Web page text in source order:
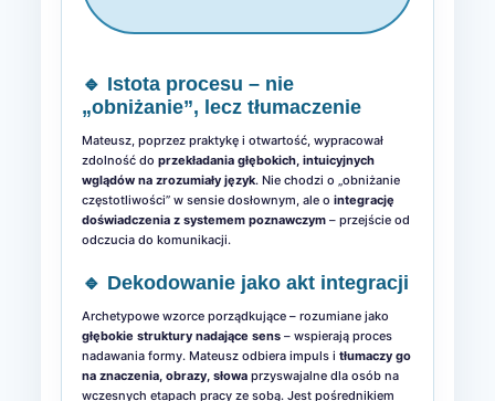
🔹 Istota procesu – nie
„obniżanie”, lecz tłumaczenie
Mateusz, poprzez praktykę i otwartość, wypracował
zdolność do przekładania głębokich, intuicyjnych
wglądów na zrozumiały język. Nie chodzi o „obniżanie
częstotliwości” w sensie dosłownym, ale o integrację
doświadczenia z systemem poznawczym – przejście od
odczucia do komunikacji.
🔹 Dekodowanie jako akt integracji
Archetypowe wzorce porządkujące – rozumiane jako
głębokie struktury nadające sens – wspierają proces
nadawania formy. Mateusz odbiera impuls i tłumaczy go
na znaczenia, obrazy, słowa przyswajalne dla osób na
wczesnych etapach pracy ze sobą. Jest pośrednikiem